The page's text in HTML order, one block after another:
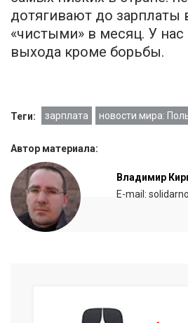
дотягивают до зарплаты
«чистыми» в месяц. У нас
выхода кроме борьбы.
Теги: зарплата новости мира:
Автор материала:
Владимир
E-mail: